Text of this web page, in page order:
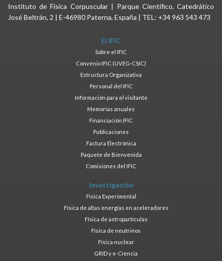
Instituto de Física Corpuscular | Parque Científico, Catedrático
José Beltrán, 2 | E-46980 Paterna, España | TEL: +34 963 543 473
El IFIC
Sobre el IFIC
Convenio IFIC (UVEG-CSIC)
Estructura Organizativa
Personal del IFIC
Información para el visitante
Memorias anuales
Financiación IFIC
Publicaciones
Factura Electrónica
Paquete de Bienvenida
Comisiones del IFIC
Investigación
Física Experimental
Física de altas energías en aceleradores
Física de astropartículas
Física de neutrinos
Física nuclear
GRID y e-Ciencia